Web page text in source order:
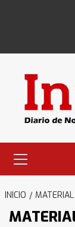
primario
INICIO